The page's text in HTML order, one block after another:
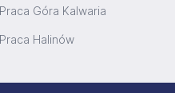
Praca Góra Kalwaria
Praca Halinów